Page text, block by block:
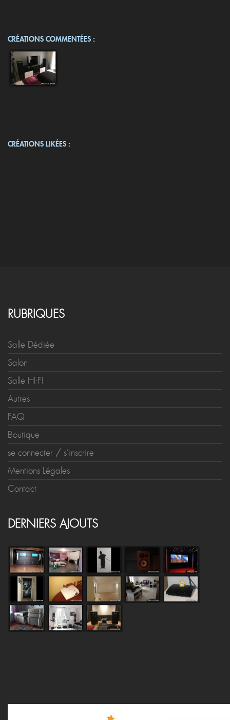
CRÉATIONS COMMENTÉES :
CRÉATIONS LIKÉES :
RUBRIQUES
Salle Dédiée
Salon
Salle HI-FI
Autres
FAQ
Boutique
se connecter / s'inscrire
Mentions Légales
Contact
DERNIERS AJOUTS